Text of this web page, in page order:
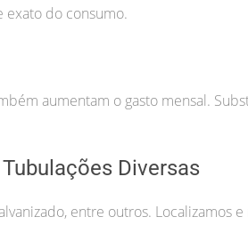
exato do consumo.
aumentam o gasto mensal.
Diversas
entre outros. Localizamos